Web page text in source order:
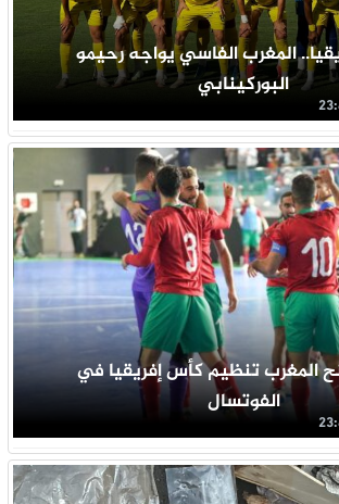
المغرب الفاسي يواجه رحيمو
البوركينابي
المغرب تنظيم كأس إفريقيا في
الفوتسال